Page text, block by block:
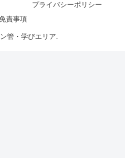
プライバシーポリシー
責事項
管・学びエリア.